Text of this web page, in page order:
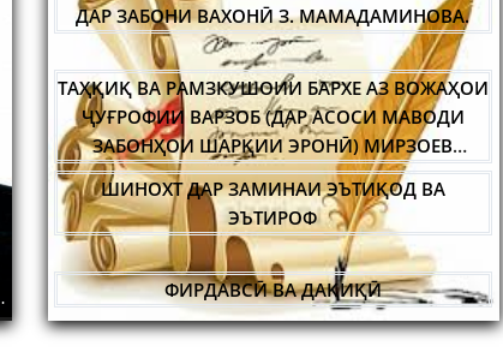
ҲУСНИ МАЪНӢ НАГУЗОРАД, КИ ТУ АЗ ЁД РАВӢ
ДАР ЗАБОНИ ВАХОНӢ З. МАМАДАМИНОВА.
ТАҲҚИҚ ВА РАМЗКУШОИИ БАРХЕ АЗ ВОЖАҲОИ
ҶУҒРОФИИ ВАРЗОБ (ДАР АСОСИ МАВОДИ
ЗАБОНҲОИ ШАРҚИИ ЭРОНӢ) МИРЗОЕВ
САЙФИДДИН ҶАБОРОВИЧ.
ШИНОХТ ДАР ЗАМИНАИ ЭЪТИҚОД ВА
ЭЪТИРОФ
ФИРДАВСӢ ВА ДАҚИҚӢ
«ШОҲНОМА»-И ФИРДАВСӢ-МУҲИМТАРИН
ОСОРИ АДАБИИ ЗАБОНИ ТОҶИКӢ ВА ҶАҲОН.
ДАР ДУШАНБЕ КОНФЕРЕНСИЯИ